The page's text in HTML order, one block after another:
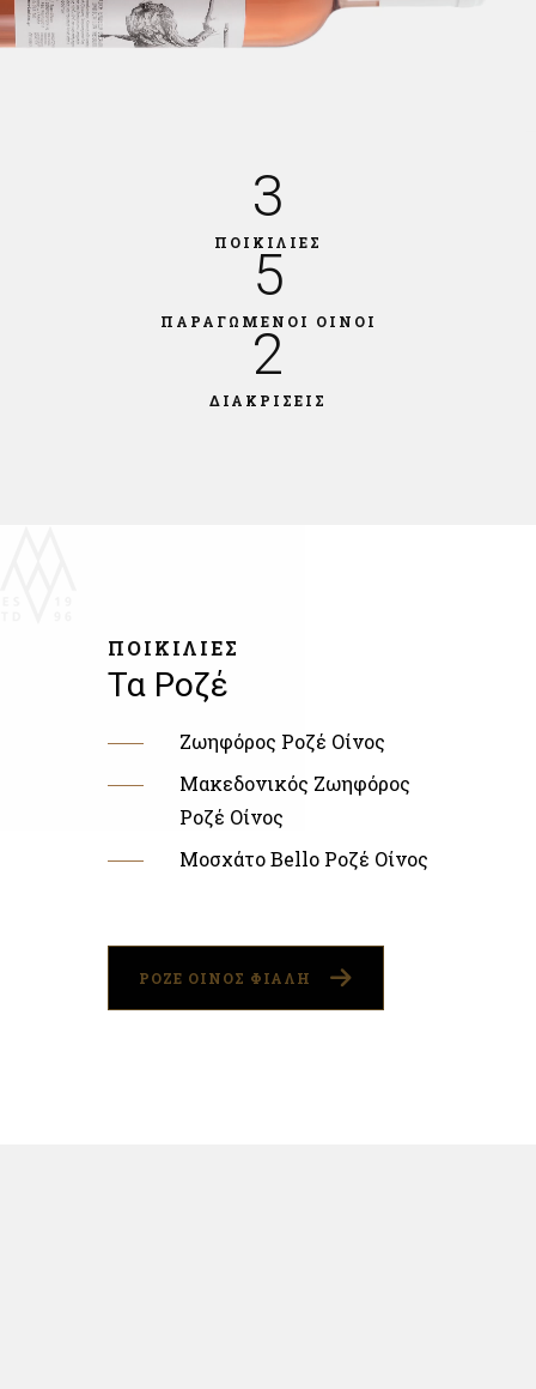
3
ΠΟΙΚΙΛΙΕΣ
5
ΠΑΡΑΓΩΜΕΝΟΙ ΟΙΝΟΙ
2
ΔΙΑΚΡΙΣΕΙΣ
ΠΟΙΚΙΛΙΕΣ
Τα Ροζέ
Ζωηφόρος Ροζέ Οίνος
Μακεδονικός Ζωηφόρος
Ροζέ Οίνος
Μοσχάτο Bello Ροζέ Οίνος
ΡΟΖΕ ΟΙΝΟΣ ΦΙΑΛΗ